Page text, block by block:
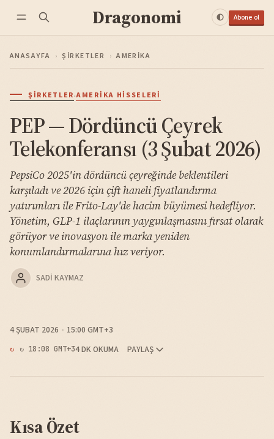
Dragonomi Abone ol
ANASAYFA › ŞIRKETLER › AMERIKA
ŞIRKETLER·AMERIKA HISSELERI
PEP — Dördüncü Çeyrek
Telekonferansı (3 Şubat 2026)
PepsiCo 2025'in dördüncü çeyreğinde beklentileri
karşıladı ve 2026 için çift haneli fiyatlandırma
yatırımları ile Frito-Lay'de hacim büyümesi hedefliyor.
Yönetim, GLP-1 ilaçlarının yaygınlaşmasını fırsat olarak
görüyor ve inovasyon ile marka yeniden
konumlandırmalarına hız veriyor.
SADI KAYMAZ
4 ŞUBAT 2026 15:00 GMT+3
↻ 18:08 GMT+34 DK OKUMA PAYLAŞ
Kısa Özet